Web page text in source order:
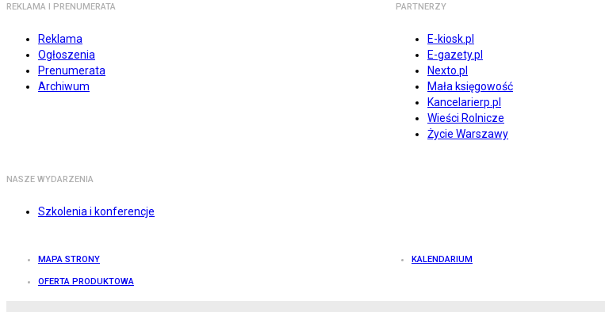
REKLAMA I PRENUMERATA
Reklama
Ogłoszenia
Prenumerata
Archiwum
PARTNERZY
E-kiosk.pl
E-gazety.pl
Nexto.pl
Mała księgowość
Kancelarierp.pl
Wieści Rolnicze
Życie Warszawy
NASZE WYDARZENIA
Szkolenia i konferencje
MAPA STRONY KALENDARIUM
OFERTA PRODUKTOWA